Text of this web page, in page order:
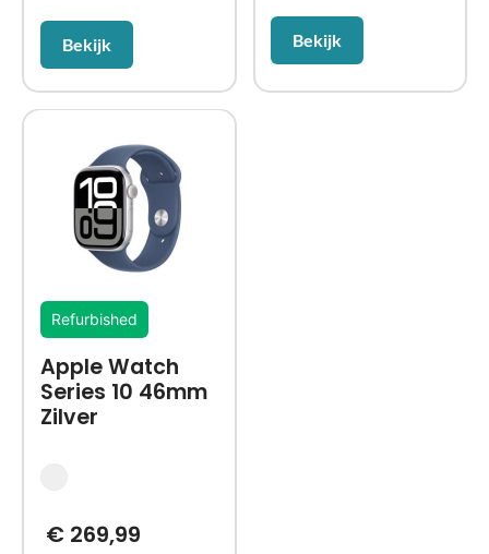
Bekijk Bekijk
Refurbished
Apple Watch
Series 10 46mm
Zilver
€269,99